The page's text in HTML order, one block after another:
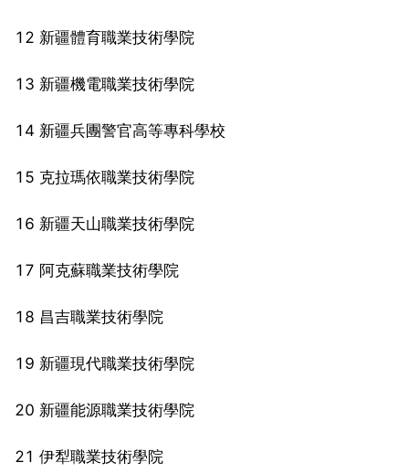
12 新疆體育職業技術學院
13 新疆機電職業技術學院
14 新疆兵團警官高等專科學校
15 克拉瑪依職業技術學院
16 新疆天山職業技術學院
17 阿克蘇職業技術學院
18 昌吉職業技術學院
19 新疆現代職業技術學院
20 新疆能源職業技術學院
21 伊犁職業技術學院